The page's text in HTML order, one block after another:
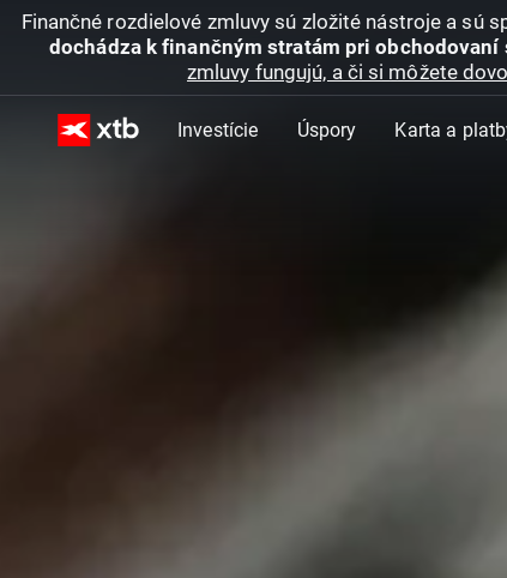
Finančné rozdielové zmluvy sú zložité nástroje a sú
dochádza k finančným stratám pri
zmluvy fungujú, a či si môžete
Investície Úspory Karta a